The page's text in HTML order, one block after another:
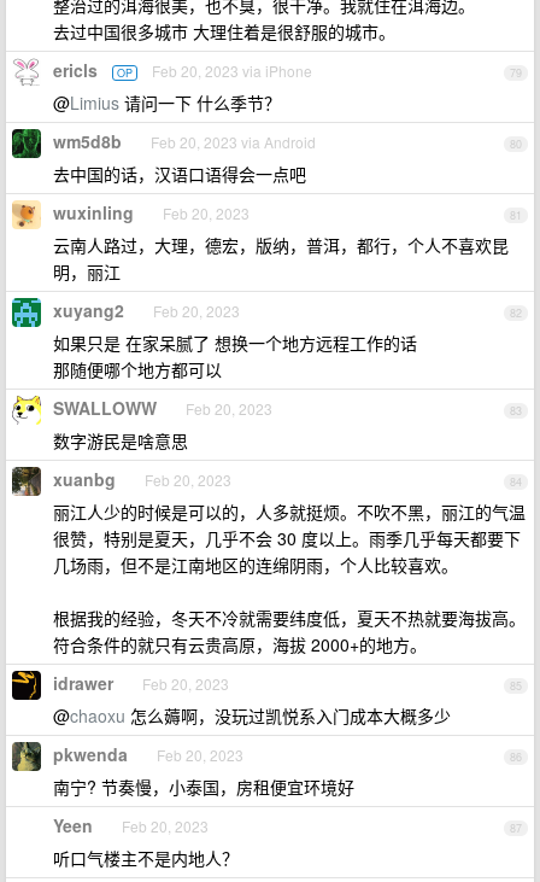
整治过的洱海很美，也不臭，很干净。我就住在洱海边。
去过中国很多城市 大理住着是很舒服的城市。
79
ericls OP Feb 20, 2023 via iPhone
@Limius 请问一下 什么季节？
80
wm5d8b Feb 20, 2023 via Android
去中国的话，汉语口语得会一点吧
81
wuxinling Feb 20, 2023
云南人路过，大理，德宏，版纳，普洱，都行，个人不喜欢昆
明，丽江
82
xuyang2 Feb 20, 2023
如果只是 在家呆腻了 想换一个地方远程工作的话
那随便哪个地方都可以
83
SWALLOWW Feb 20, 2023
数字游民是啥意思
84
xuanbg Feb 20, 2023
丽江人少的时候是可以的，人多就挺烦。不吹不黑，丽江的气温
很赞，特别是夏天，几乎不会 30 度以上。雨季几乎每天都要下
几场雨，但不是江南地区的连绵阴雨，个人比较喜欢。
根据我的经验，冬天不冷就需要纬度低，夏天不热就要海拔高。
符合条件的就只有云贵高原，海拔 2000+的地方。
85
idrawer Feb 20, 2023
@chaoxu 怎么薅啊，没玩过凯悦系入门成本大概多少
86
pkwenda Feb 20, 2023
南宁? 节奏慢，小泰国，房租便宜环境好
87
Yeen Feb 20, 2023
听口气楼主不是内地人？